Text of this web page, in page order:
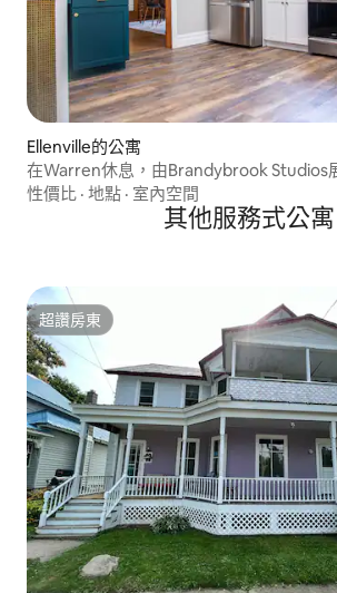
Ellenville的公寓
在Warren休息，由Brandybrook Studios
性價比 · 地點 · 室內空間
其他服務式公寓
超讚房東
超讚房東